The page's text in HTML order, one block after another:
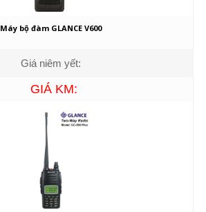
Máy bộ đàm GLANCE V600
Giá niêm yết:
GIÁ KM: